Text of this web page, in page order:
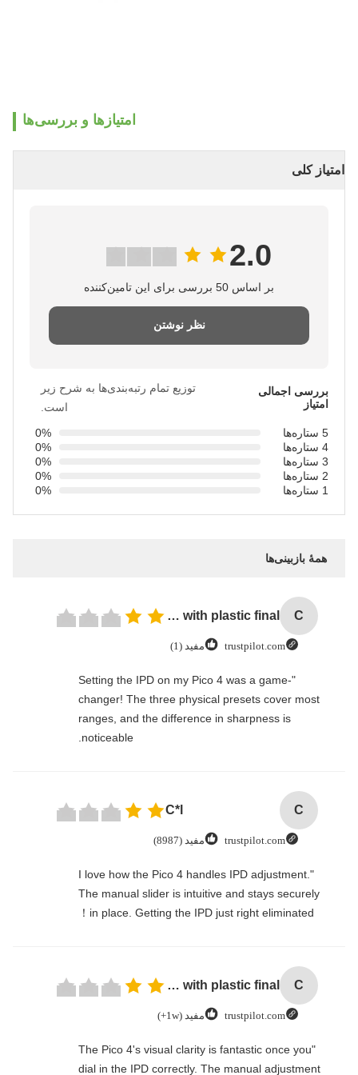
امتیازها و بررسی‌ها
امتیاز کلی
2.0
بر اساس 50 بررسی برای این تامین‌کننده
نظر نوشتن
بررسی اجمالی
امتیاز
توزیع تمام رتبه‌بندی‌ها به شرح زیر
است.
5 ستاره‌ها
0%
4 ستاره‌ها
0%
0%
0%
0%
همهٔ بازبینی‌ها
C
Cheap price 28mm Aluminium Curtain Rod 1.2mm thickness with plastic final
trustpilot.com مفید (1)
"Setting the IPD on my Pico 4 was a game-
changer! The three physical presets cover most
ranges, and the difference in sharpness is
noticeable.
C
C*l
trustpilot.com مفید (8987)
"I love how the Pico 4 handles IPD adjustment.
The manual slider is intuitive and stays securely
in place. Getting the IPD just right eliminated！
C
Cheap price 28mm Aluminium Curtain Rod 1.2mm thickness with plastic final
trustpilot.com مفید (1w+)
"The Pico 4's visual clarity is fantastic once you
dial in the IPD correctly. The manual adjustment